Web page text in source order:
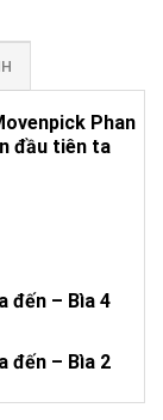
Phan
đầu tiên ta
đến – Bìa 4
đến – Bìa 2